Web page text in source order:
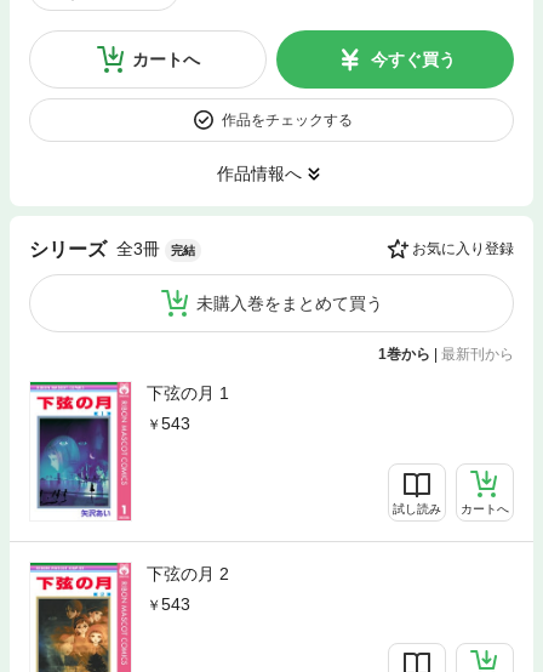
カートへ 今すぐ買う
作品をチェックする
作品情報へ
シリーズ 全3冊 完結 お気に入り登録
未購入巻をまとめて買う
1巻から 最新刊から
下弦の月 1
543
試し読み カートへ
下弦の月 2
543